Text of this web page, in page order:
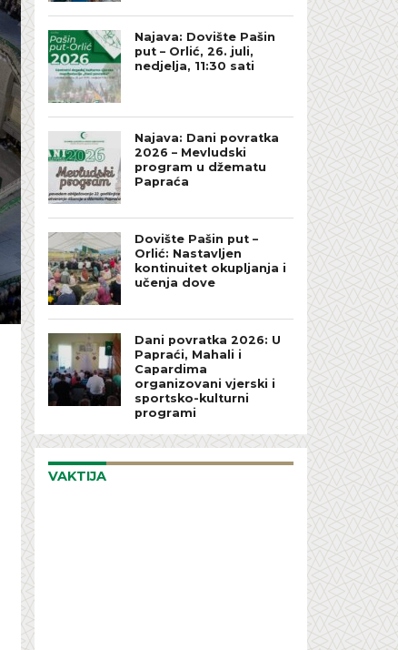
Najava: Dovište Pašin
put – Orlić, 26. juli,
nedjelja, 11:30 sati
Najava: Dani povratka
2026 – Mevludski
program u džematu
Papraća
Dovište Pašin put –
Orlić: Nastavljen
kontinuitet okupljanja i
učenja dove
Dani povratka 2026: U
Papraći, Mahali i
Capardima
organizovani vjerski i
sportsko-kulturni
programi
VAKTIJA